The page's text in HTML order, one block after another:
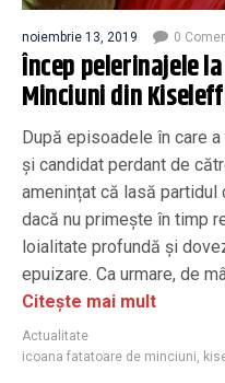
noiembrie 13, 2019 0
Încep pelerinajele
Minciuni din
După episoadele în care
și candidat perdant de
amenințat că lasă partidul
dacă nu primește în timp
loialitate profundă și
epuizare. Ca urmare, de
Citește mai mult
Actualitate
icoana fatatoare de minciuni,